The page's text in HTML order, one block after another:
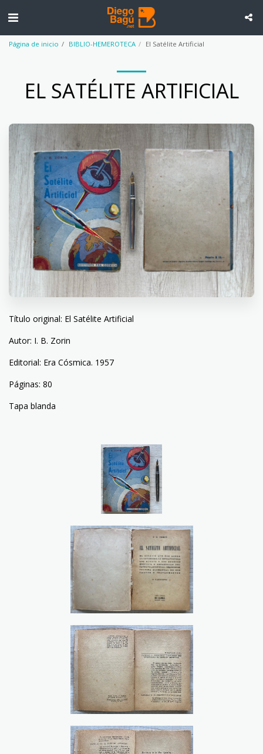
Página de inicio BIBLIO-HEMEROTECA El Satélite Artificial
EL SATÉLITE ARTIFICIAL
Título original: El Satélite Artificial
Autor: I. B. Zorin
Editorial: Era Cósmica. 1957
Páginas: 80
Tapa blanda